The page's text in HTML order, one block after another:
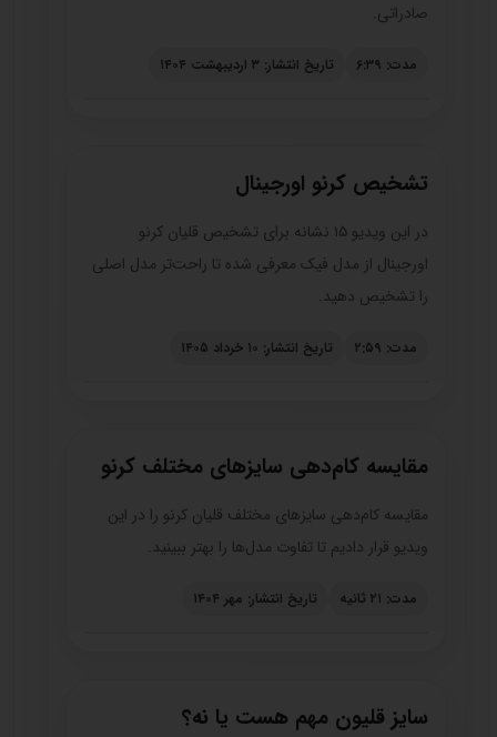
صادراتی.
مدت: ۶:۳۹ تاریخ انتشار: ۳ اردیبهشت ۱۴۰۴
تشخیص کرنو اورجینال
در این ویدیو ۱۵ نشانه برای تشخیص قلیان کرنو
اورجینال از مدل فیک معرفی شده تا راحت‌تر مدل اصلی
را تشخیص دهید.
مدت: ۲:۵۹ تاریخ انتشار: ۱۰ خرداد ۱۴۰۵
مقایسه کام‌دهی سایزهای مختلف کرنو
مقایسه کام‌دهی سایزهای مختلف قلیان کرنو را در این
ویدیو قرار دادیم تا تفاوت مدل‌ها را بهتر ببینید.
مدت: ۲۱ ثانیه تاریخ انتشار: مهر ۱۴۰۴
سایز قلیون مهم هست یا نه؟